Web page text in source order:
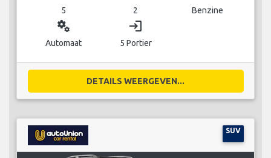
5 2 Benzine
miscellaneous_services
Automaat
login
5 Portier
DETAILS WEERGEVEN...
SUV